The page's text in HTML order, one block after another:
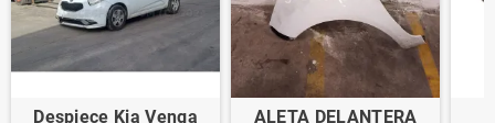
Despiece Kia Venga
ALETA DELANTERA